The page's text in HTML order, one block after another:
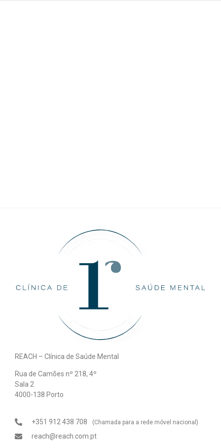
+351 912 438 708 (Chamada para a rede móvel nacional)
reach@reach.com.pt
REACH – Clínica de Saúde Mental
Rua de Camões nº 218, 4º
Sala 2
4000-138 Porto